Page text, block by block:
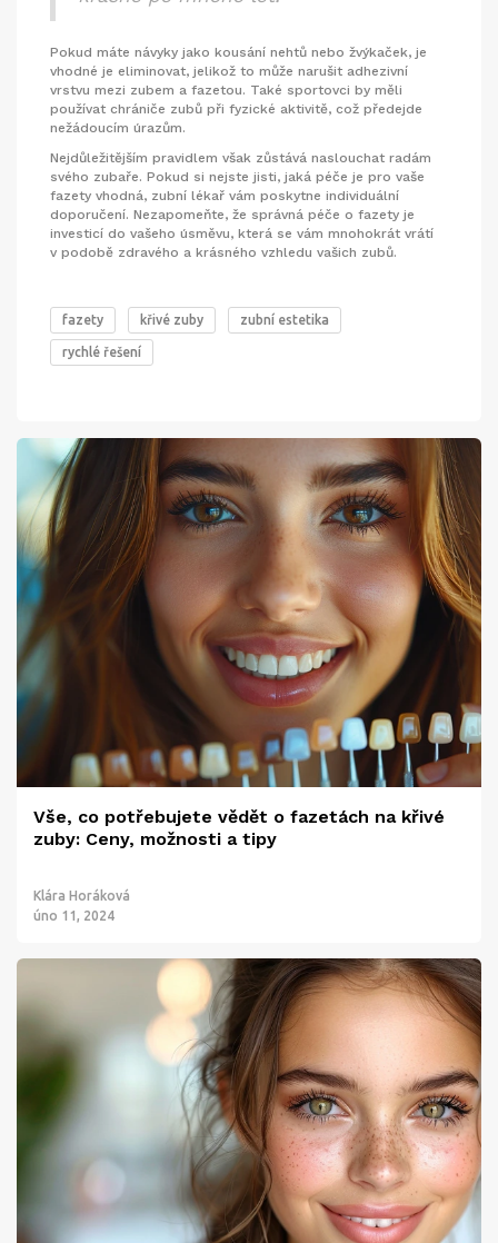
Pokud máte návyky jako kousání nehtů nebo žvýkaček, je
vhodné je eliminovat, jelikož to může narušit adhezivní
vrstvu mezi zubem a fazetou. Také sportovci by měli
používat chrániče zubů při fyzické aktivitě, což předejde
nežádoucím úrazům.
Nejdůležitějším pravidlem však zůstává naslouchat radám
svého zubaře. Pokud si nejste jisti, jaká péče je pro vaše
fazety vhodná, zubní lékař vám poskytne individuální
doporučení. Nezapomeňte, že správná péče o fazety je
investicí do vašeho úsměvu, která se vám mnohokrát vrátí
v podobě zdravého a krásného vzhledu vašich zubů.
fazety křivé zuby zubní estetika
rychlé řešení
Vše, co potřebujete vědět o fazetách na křivé
zuby: Ceny, možnosti a tipy
Klára Horáková
úno 11, 2024